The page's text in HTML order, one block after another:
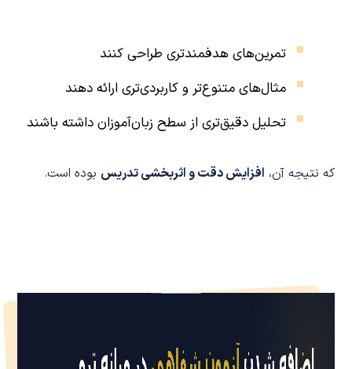
تمرین‌های هدفمندتری طراحی کنند
مثال‌های متنوع‌تر و کاربردی‌تری ارائه دهند
تحلیل دقیق‌تری از سطح زبان‌آموزان داشته باشند
که نتیجه آن، افزایش دقت و اثربخشی تدریس بوده است.